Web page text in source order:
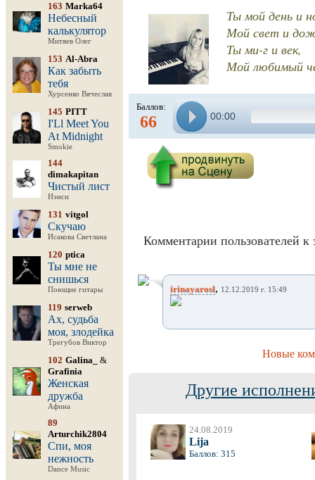
163 Marka64
Небесный
калькулятор
Митяев Олег
153 Al-Abra
Как забыть
тебя
Хурсенко Вячеслав
145 PITT
I'Ll Meet You
At Midnight
Smokie
144
dimakapitan
Чистый лист
Нэнси
131 vitgol
Скучаю
Исакова Светлана
120 ptica
Ты мне не
снишься
Поющие гитары
119 serweb
Ах, судьба
моя, злодейка
Трегубов Виктор
102 Galina_
&
Grafinia
Женская
дружба
Афина
89
Arturchik2804
Спи, моя
нежность
Dance Music
Ты мой день и
Мой свет и
Ты ми-г и век,
Мой любимый
Баллов:
66 00:00
Комментарии пользователей к
irinayarosl, 12.12.2019 г. 15:49
Новые
Другие
24.08.2019
Lija
Баллов: 315